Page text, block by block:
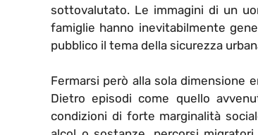
sottovalutato. Le immagini di un
famiglie hanno inevitabilmente
pubblico il tema della sicurezza
Fermarsi però alla sola dimensione
Dietro episodi come quello
condizioni di forte marginalità